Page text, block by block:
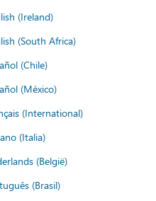
(Ireland)
(South Africa)
(Chile)
(México)
(International)
(Italia)
(België)
(Brasil)